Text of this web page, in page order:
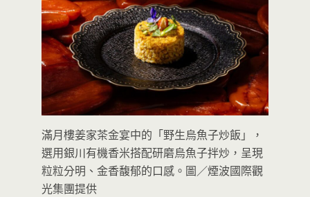
滿月樓姜家茶金宴中的「野生烏魚子炒飯」，
選用銀川有機香米搭配研磨烏魚子拌炒，呈現
粒粒分明、金香馥郁的口感。圖／煙波國際觀
光集團提供